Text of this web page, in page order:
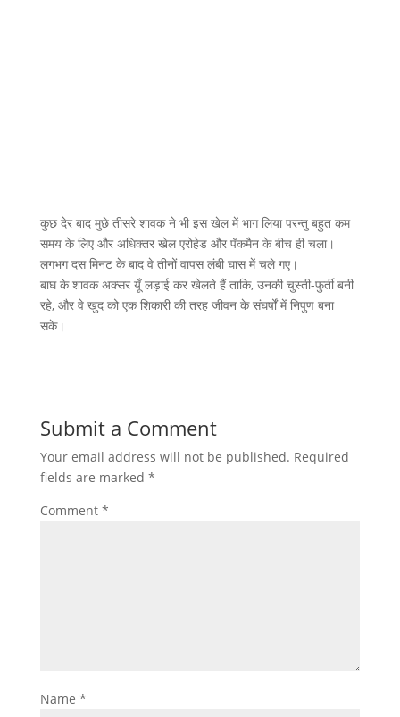
कुछ देर बाद मुछे तीसरे शावक ने भी इस खेल में भाग लिया परन्तु बहुत कम
समय के लिए और अधिक्तर खेल एरोहेड और पॅकमैन के बीच ही चला।
लगभग दस मिनट के बाद वे तीनों वापस लंबी घास में चले गए।
बाघ के शावक अक्सर यूँ लड़ाई कर खेलते हैं ताकि, उनकी चुस्ती-फुर्ती बनी
रहे, और वे खुद को एक शिकारी की तरह जीवन के संघर्षों में निपुण बना
सके।
Submit a Comment
Your email address will not be published. Required
fields are marked *
Comment *
Name *